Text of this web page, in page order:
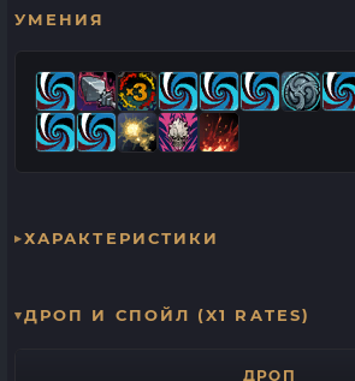
УМЕНИЯ
ХАРАКТЕРИСТИКИ
ДРОП И СПОЙЛ (X1 RATES)
ДРОП